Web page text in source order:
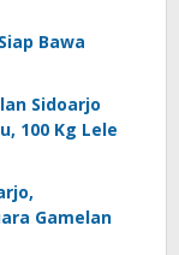
Bawa
Sidoarjo
100 Kg Lele
Gamelan